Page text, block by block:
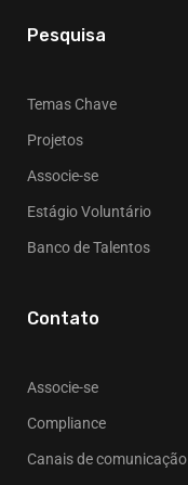
Pesquisa
Temas Chave
Projetos
Associe-se
Estágio Voluntário
Banco de Talentos
Contato
Associe-se
Compliance
Canais de comunicação